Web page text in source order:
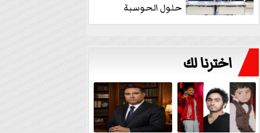
حلول الحوسبة
السحابية والأمن
اخترنا لك